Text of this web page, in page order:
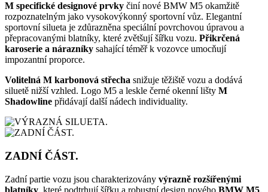
M specifické designové prvky činí nové BMW M5 okamžitě
rozpoznatelným jako vysokovýkonný sportovní vůz. Elegantní
sportovní silueta je zdůrazněna speciální povrchovou úpravou a
přepracovanými blatníky, které zvětšují šířku vozu. Přikrčená
karoserie a nárazníky sahající téměř k vozovce umocňují
impozantní proporce.
Volitelná M karbonová střecha snižuje těžiště vozu a dodává
siluetě nižší vzhled. Logo M5 a leskle černé okenní lišty M
Shadowline přidávají další nádech individuality.
ZADNÍ ČÁST.
Zadní partie vozu jsou charakterizovány výrazně rozšířenými
blatníky, které podtrhují šířku a robustní design nového BMW M5.